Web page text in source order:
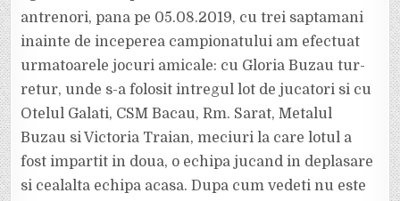
antrenori, pana pe 05.08.2019, cu trei saptamani
inainte de inceperea campionatului am efectuat
urmatoarele jocuri amicale: cu Gloria Buzau tur-
retur, unde s-a folosit intregul lot de jucatori si cu
Otelul Galati, CSM Bacau, Rm. Sarat, Metalul
Buzau si Victoria Traian, meciuri la care lotul a
fost impartit in doua, o echipa jucand in deplasare
si cealalta echipa acasa. Dupa cum vedeti nu este